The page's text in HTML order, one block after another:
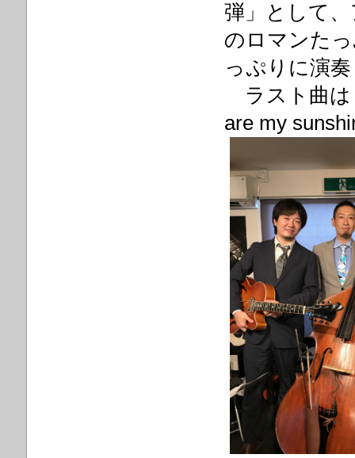
弾」として
のロマンた
っぷりに演
ラスト曲は
are my